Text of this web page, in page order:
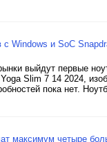
с Windows и SoC
выйдут первые
Slim 7 14 2024,
пока нет.
максимум четыре